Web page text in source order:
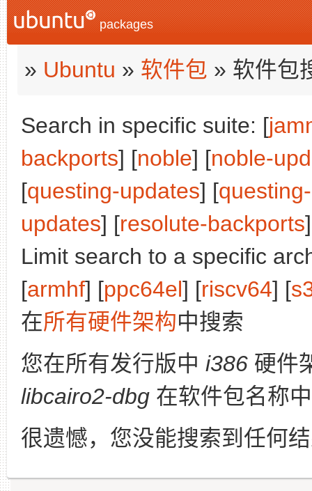
packages
» Ubuntu » 软件包 » 软件包
Search in specific suite: [
backports] [noble] [noble-
[questing-updates] [
updates] [resolute-backports
Limit search to a specific
[armhf] [ppc64el] [riscv64] [
在所有硬件架构中搜索
您在所有发行版中 i386 硬件
libcairo2-dbg 在软件包名称
很遗憾，您没能搜索到任何